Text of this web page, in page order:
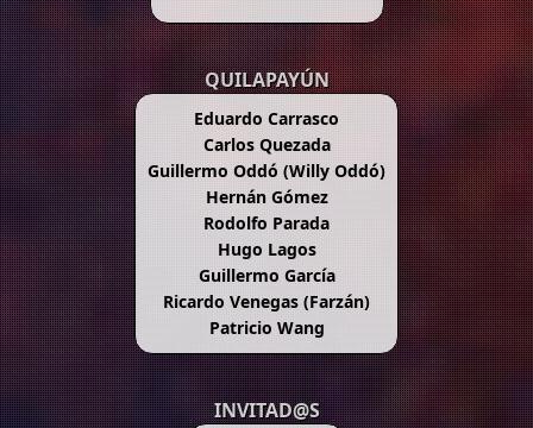
QUILAPAYÚN
Eduardo Carrasco
Carlos Quezada
Guillermo Oddó (Willy Oddó)
Hernán Gómez
Rodolfo Parada
Hugo Lagos
Guillermo García
Ricardo Venegas (Farzán)
Patricio Wang
INVITAD@S